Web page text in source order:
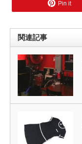
Pin it
関連記事